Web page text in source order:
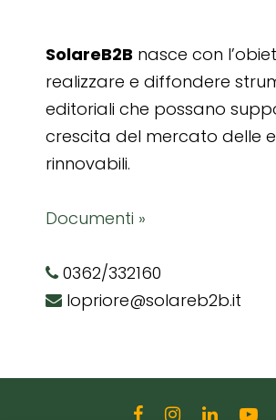
SolareB2B nasce con
realizzare e diffondere
editoriali che possano
crescita del mercato delle
rinnovabili.
Documenti »
0362/332160
lopriore@solareb2b.it